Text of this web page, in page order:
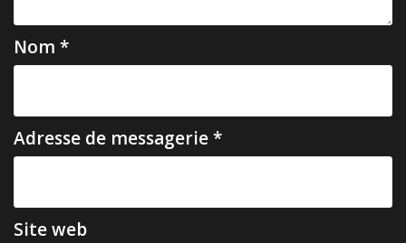
t
i
c
l
e
Nom *
Adresse de messagerie*
Site web